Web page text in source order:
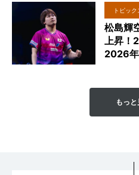
トピック
松島輝
上昇！
2026
もっと